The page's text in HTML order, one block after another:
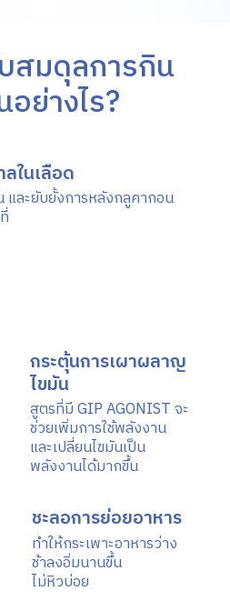
สมดุลการกิน
อย่างไร?
ในเลือด
และยับยั้งการหลังกลูคากอน
กระตุ้นการเผาผลาญ
ไขมัน
สูตรที่มี GIP AGONIST จะ
ช่วยเพิ่มการใช้พลังงาน
และเปลี่ยนไขมันเป็น
พลังงานได้มากขึ้น
ชะลอการย่อยอาหาร
ทำให้กระเพาะอาหารว่าง
ช้าลงอิ่มนานขึ้น
ไม่หิวบ่อย